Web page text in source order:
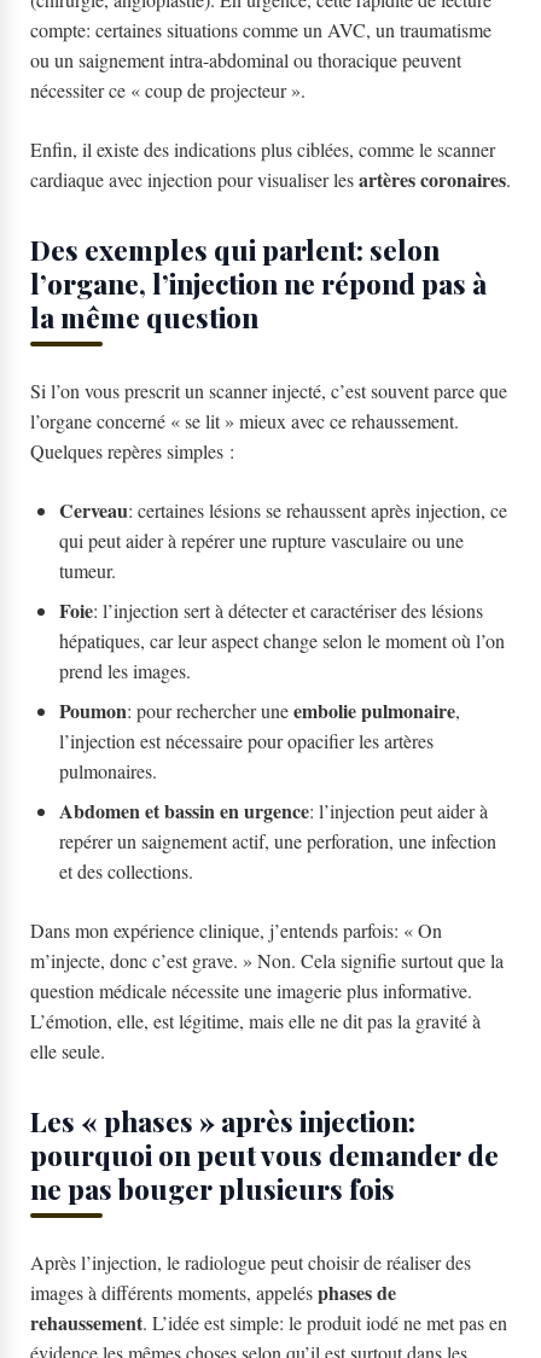
compte: certaines situations comme un AVC, un traumatisme
ou un saignement intra-abdominal ou thoracique peuvent
nécessiter ce « coup de projecteur ».
Enfin, il existe des indications plus ciblées, comme le scanner
cardiaque avec injection pour visualiser lesartères coronaires.
Des exemples qui parlent: selon
l’organe, l’injection ne répond pas à
la même question
Si l’on vous prescrit un scanner injecté, c’est souvent parce que
l’organe concerné « se lit » mieux avec ce rehaussement.
Quelques repères simples :
Cerveau: certaines lésions se rehaussent après injection, ce
qui peut aider à repérer une rupture vasculaire ou une
tumeur.
Foie: l’injection sert à détecter et caractériser des lésions
hépatiques, car leur aspect change selon le moment où l’on
prend les images.
Poumon: pour rechercher uneembolie pulmonaire,
l’injection est nécessaire pour opacifier les artères
pulmonaires.
Abdomen et bassin en urgence: l’injection peut aider à
repérer un saignement actif, une perforation, une infection
et des collections.
Dans mon expérience clinique, j’entends parfois: « On
m’injecte, donc c’est grave. » Non. Cela signifie surtout que la
question médicale nécessite une imagerie plus informative.
L’émotion, elle, est légitime, mais elle ne dit pas la gravité à
elle seule.
Les « phases » après injection:
pourquoi on peut vous demander de
ne pas bouger plusieurs fois
Après l’injection, le radiologue peut choisir de réaliser des
images à différents moments, appelésphases de
rehaussement. L’idée est simple: le produit iodé ne met pas en
évidence les mêmes choses selon qu’il est surtout dans les